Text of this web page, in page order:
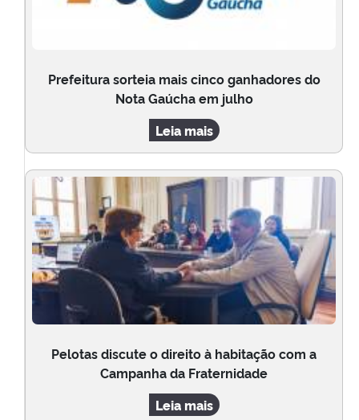
Prefeitura sorteia mais cinco ganhadores do
Nota Gaúcha em julho
Leia mais
Pelotas discute o direito à habitação com a
Campanha da Fraternidade
Leia mais